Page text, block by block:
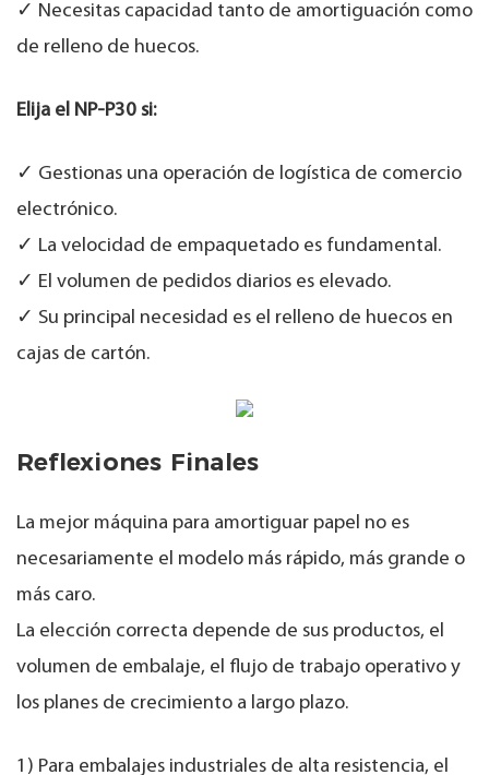
✓ Necesitas capacidad tanto de amortiguación como
de relleno de huecos.
Elija el NP-P30 si:
✓ Gestionas una operación de logística de comercio
electrónico.
✓ La velocidad de empaquetado es fundamental.
✓ El volumen de pedidos diarios es elevado.
✓ Su principal necesidad es el relleno de huecos en
cajas de cartón.
Reflexiones Finales
La mejor máquina para amortiguar papel no es
necesariamente el modelo más rápido, más grande o
más caro.
La elección correcta depende de sus productos, el
volumen de embalaje, el flujo de trabajo operativo y
los planes de crecimiento a largo plazo.
1) Para embalajes industriales de alta resistencia, el